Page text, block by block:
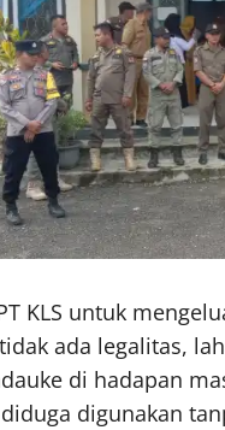
KLS untuk
ada legalitas,
di hadapan
digunakan